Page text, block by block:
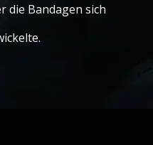
die Bandagen sich